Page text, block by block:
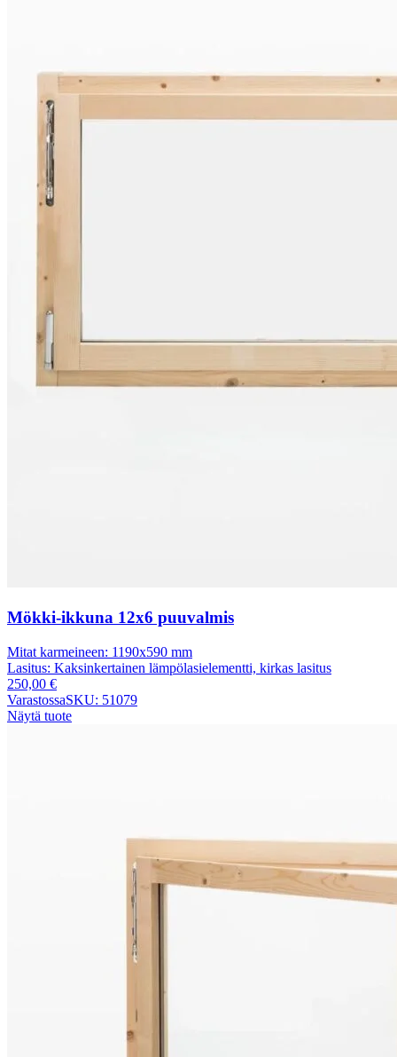
Mökki-ikkuna 12x6 puuvalmis
Mitat karmeineen: 1190x590 mm
Lasitus: Kaksinkertainen lämpölasielementti, kirkas lasitus
250,00 €
VarastossaSKU: 51079
Näytä tuote